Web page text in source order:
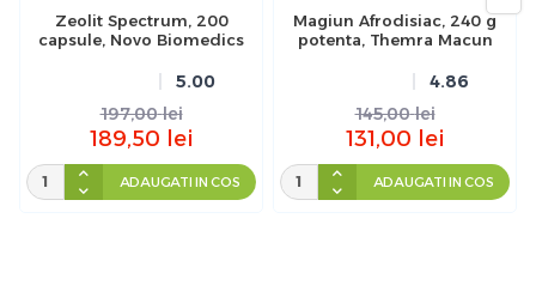
Zeolit Spectrum, 200
capsule, Novo Biomedics
5.00
197,00 lei
189,50 lei
ADAUGATI IN COS
Magiun Afrodisiac, 240 g
potenta, Themra Macun
4.86
145,00 lei
131,00 lei
ADAUGATI IN COS